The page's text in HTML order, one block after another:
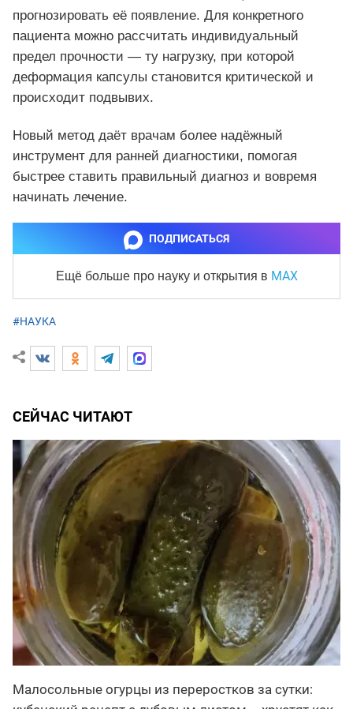
прогнозировать её появление. Для конкретного
пациента можно рассчитать индивидуальный
предел прочности — ту нагрузку, при которой
деформация капсулы становится критической и
происходит подвывих.
Новый метод даёт врачам более надёжный
инструмент для ранней диагностики, помогая
быстрее ставить правильный диагноз и вовремя
начинать лечение.
ПОДПИСАТЬСЯ
Ещё больше про науку и открытия в MAX
#НАУКА
СЕЙЧАС ЧИТАЮТ
Малосольные огурцы из переростков за сутки: